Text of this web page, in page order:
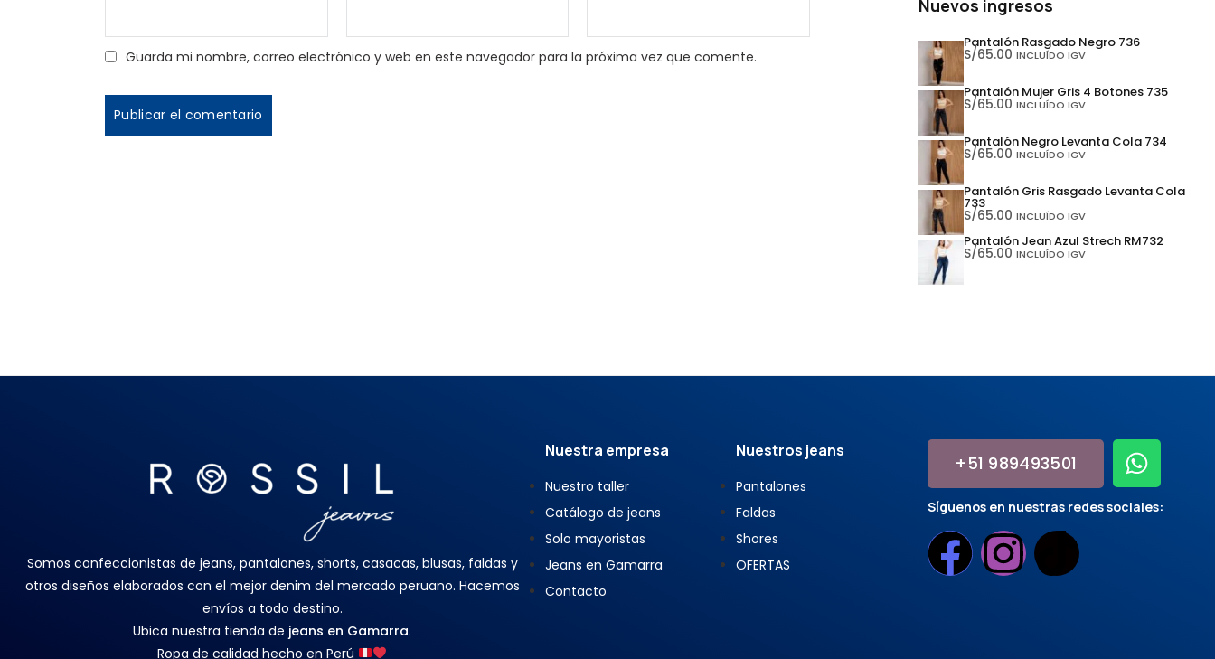
Guarda mi nombre, correo electrónico y web en este navegador para la próxima vez que comente.
Nuevos ingresos
Pantalón Rasgado Negro 736
S/65.00 INCLUÍDO IGV
Pantalón Mujer Gris 4 Botones 735
S/65.00 INCLUÍDO IGV
Pantalón Negro Levanta Cola 734
S/65.00 INCLUÍDO IGV
Pantalón Gris Rasgado Levanta Cola
733
S/65.00 INCLUÍDO IGV
Pantalón Jean Azul Strech RM732
S/65.00 INCLUÍDO IGV
Somos confeccionistas de jeans, pantalones, shorts, casacas, blusas, faldas y
otros diseños elaborados con el mejor denim del mercado peruano. Hacemos
envíos a todo destino.
Ubica nuestra tienda de jeans en Gamarra.
Ropa de calidad hecho en Perú
Nuestra empresa
Nuestro taller
Catálogo de jeans
Solo mayoristas
Jeans en Gamarra
Contacto
Nuestros jeans
Pantalones
Faldas
Shores
OFERTAS
+51 989493501
Síguenos en nuestras redes sociales: